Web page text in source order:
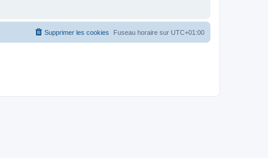
Fuseau horaire sur UTC+01:00
Supprimer les cookies